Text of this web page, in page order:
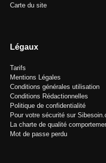
Carte du site
Légaux
Tarifs
Mentions Légales
Conditions générales utilisation
Conditions Rédactionnelles
Politique de confidentialité
Pour votre sécurité sur
La charte de qualité
Mot de passe perdu